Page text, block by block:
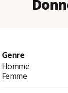
Genre
Homme
Femme